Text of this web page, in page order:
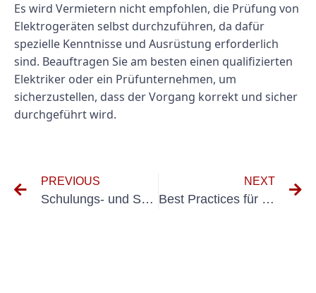
Es wird Vermietern nicht empfohlen, die Prüfung von
Elektrogeräten selbst durchzuführen, da dafür
spezielle Kenntnisse und Ausrüstung erforderlich
sind. Beauftragen Sie am besten einen qualifizierten
Elektriker oder ein Prüfunternehmen, um
sicherzustellen, dass der Vorgang korrekt und sicher
durchgeführt wird.
PREVIOUS
Schulungs- und Schulungsanforderungen für die DGUV V3 Ortfsfest-Konformität
NEXT
Best Practices für die Durchführung der VDE 0113-Erstprüfung im industriellen Umfeld